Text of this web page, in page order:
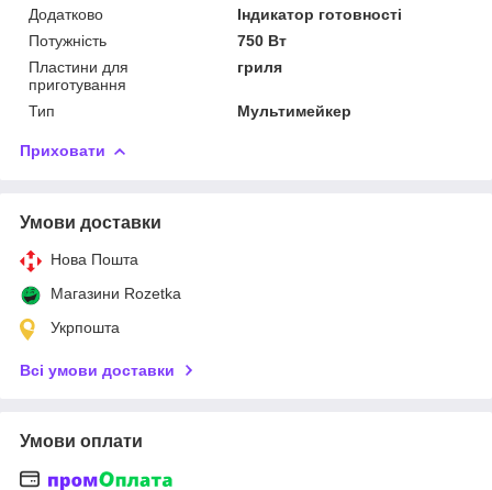
Додатково
Індикатор готовності
Потужність
750 Вт
Пластини для
приготування
гриля
Тип Мультимейкер
Приховати
Умови доставки
Нова Пошта
Магазини Rozetka
Укрпошта
Всі умови доставки
Умови оплати